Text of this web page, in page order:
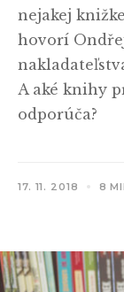
nejakej
hovorí
A aké knihy
odporúča?
17. 11. 2018 8